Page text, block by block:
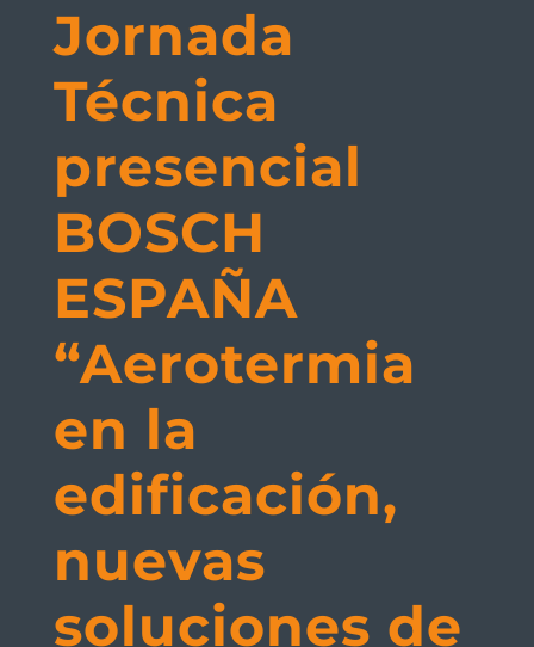
Jornada
Técnica
presencial
BOSCH
ESPAÑA
“Aerotermia
en la
edificación,
nuevas
soluciones de